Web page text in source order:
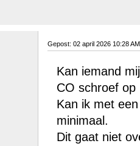
Gepost: 02 april 2026 10:28 AM
Kan iemand
CO schroef
Kan ik met
minimaal.
Dit gaat niet